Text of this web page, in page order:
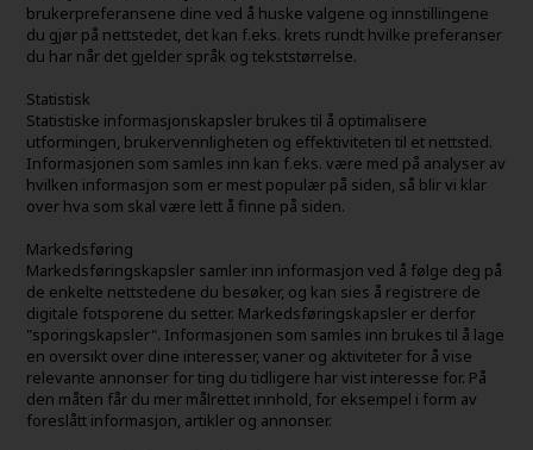
brukerpreferansene dine ved å huske valgene og innstillingene
du gjør på nettstedet, det kan f.eks. krets rundt hvilke preferanser
du har når det gjelder språk og tekststørrelse.
Statistisk
Statistiske informasjonskapsler brukes til å optimalisere
utformingen, brukervennligheten og effektiviteten til et nettsted.
Informasjonen som samles inn kan f.eks. være med på analyser av
hvilken informasjon som er mest populær på siden, så blir vi klar
over hva som skal være lett å finne på siden.
Markedsføring
Markedsføringskapsler samler inn informasjon ved å følge deg på
de enkelte nettstedene du besøker, og kan sies å registrere de
digitale fotsporene du setter. Markedsføringskapsler er derfor
"sporingskapsler". Informasjonen som samles inn brukes til å lage
en oversikt over dine interesser, vaner og aktiviteter for å vise
relevante annonser for ting du tidligere har vist interesse for. På
den måten får du mer målrettet innhold, for eksempel i form av
foreslått informasjon, artikler og annonser.